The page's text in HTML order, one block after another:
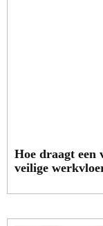
Hoe draagt een
veilige